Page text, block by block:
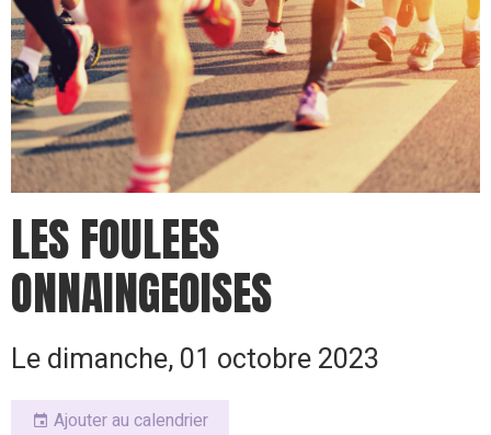
LES FOULEES
ONNAINGEOISES
Le dimanche, 01 octobre 2023
Ajouter au calendrier